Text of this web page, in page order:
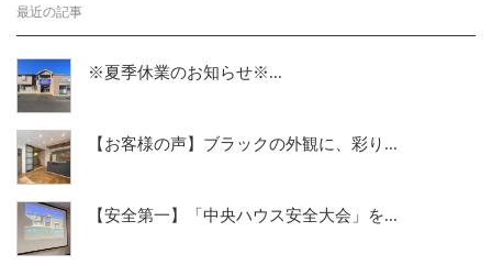
最近の記事
※夏季休業のお知らせ※...
【お客様の声】ブラックの外観に、彩り...
【安全第一】「中央ハウス安全大会」を...